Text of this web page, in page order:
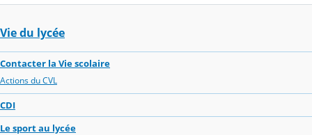
Vie du lycée
Contacter la Vie scolaire
Actions du CVL
CDI
Le sport au lycée